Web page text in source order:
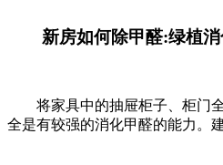
新房如何除甲醛:绿植消
将家具中的抽屉柜子、柜门全
全是有较强的消化甲醛的能力。